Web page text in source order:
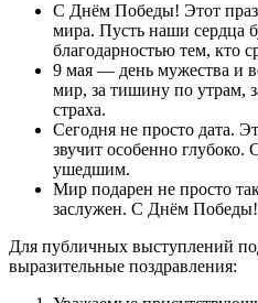
С Днём Победы! Этот
мира. Пусть наши сердца
благодарностью тем, кто
9 мая — день мужества и
мир, за тишину по утрам,
страха.
Сегодня не просто дата.
звучит особенно
ушедшим.
Мир подарен не просто
заслужен. С Днём Победы!
Для публичных выступлений
выразительные поздравления: